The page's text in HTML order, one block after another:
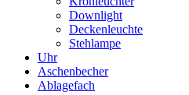
Downlight
Deckenleuchte
Stehlampe
Uhr
Aschenbecher
Ablagefach